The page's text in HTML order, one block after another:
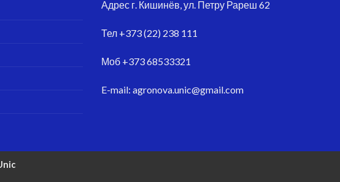
Адрес г. Кишинёв, ул. Петру Рареш 62
Тел +373 (22) 238 111
Моб +373 68533321
E-mail: agronova.unic@gmail.com